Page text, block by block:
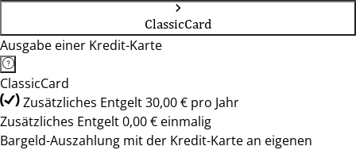
ClassicCard
Ausgabe einer Kredit-Karte
ClassicCard
Zusätzliches Entgelt 30,00 € pro Jahr
Zusätzliches Entgelt 0,00 € einmalig
Bargeld-Auszahlung mit der Kredit-Karte an eigenen